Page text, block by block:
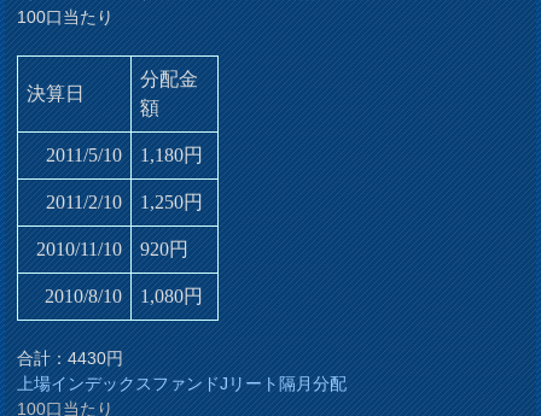
100口当たり
決算日
分配金
額
2011/5/10 1,180円
2011/2/10 1,250円
2010/11/10 920円
2010/8/10 1,080円
合計：4430円
上場インデックスファンドJリート隔月分配
100口当たり